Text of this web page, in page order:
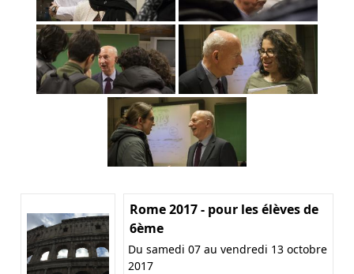
Rome 2017 - pour les élèves de
6ème
Du samedi 07 au vendredi 13 octobre
2017